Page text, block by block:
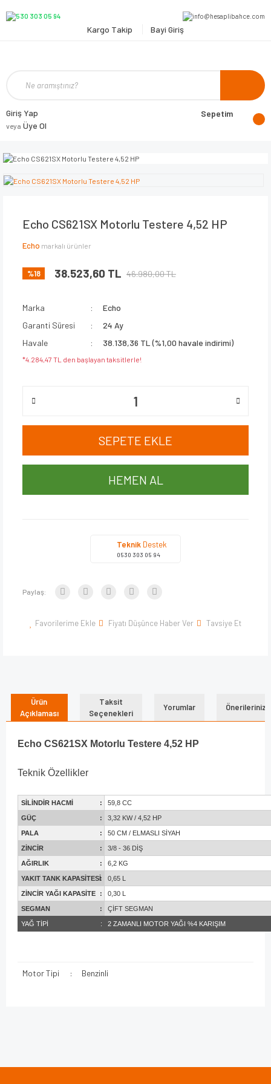
Kargo Takip Bayi Giriş
Giriş Yap
veya Üye Ol
Sepetim
Echo CS621SX Motorlu Testere 4,52 HP
Echo markalı ürünler
%18 38.523,60 TL 46.980,00 TL
Marka
Echo
Garanti Süresi
24 Ay
Havale
38.138,36 TL (%1,00 havale indirimi)
*4.284,47 TL den başlayan taksitlerle!
SEPETE EKLE
HEMEN AL
Teknik Destek
0530 303 05 94
Paylaş:
Favorilerime Ekle Fiyatı Düşünce Haber Ver Tavsiye Et
Ürün
Açıklaması
Taksit
Seçenekleri
Yorumlar Önerileriniz
Echo CS621SX Motorlu Testere 4,52 HP
Teknik Özellikler
SİLİNDİR HACMİ : 59,8 CC
GÜÇ : 3,32 KW / 4,52 HP
PALA : 50 CM / ELMASLI SİYAH
ZİNCİR : 3/8 - 36 DİŞ
AĞIRLIK : 6,2 KG
YAKIT TANK KAPASİTESİ: 0,65 L
ZİNCİR YAĞI KAPASİTE : 0,30 L
SEGMAN : ÇİFT SEGMAN
YAĞ TİPİ : 2 ZAMANLI MOTOR YAĞI %4 KARIŞIM
Motor Tipi : Benzinli